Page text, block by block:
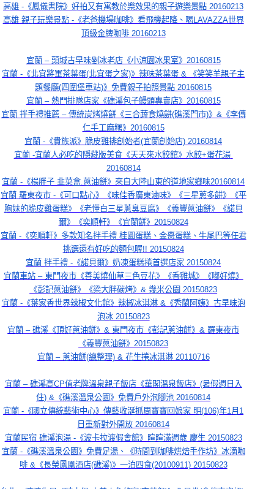
高雄 -《鳳儀書院》好拍又有寓教於樂效果的親子遊樂景點 20160213
高雄 親子玩樂景點 -《老爸機場咖啡》看飛機起降、喝LAVAZZA世界
頂級金牌咖啡 20160213
宜蘭 – 頭城古早味剉冰老店《小涼園冰果室》20160815
宜蘭 -《北宜將軍茶葉蛋(北宜蛋之家)》辣味茶葉蛋 & 《笑笑羊親子主
題餐廳(四圍堡車站)》免費親子拍照景點 20160815
宜蘭 – 熱門排隊店家《礁溪包子鰻頭專賣店》20160815
宜蘭 拌手禮推薦 – 傳統炭烤燒餅《三合蔬食燒餅(礁溪門市)》&《李傳
仁手工麻糬》20160815
宜蘭 -《貴族派》脆皮雞排創始者(宜蘭創始店) 20160814
宜蘭 -宜蘭人必吃的隱藏版美食《天天來水餃館》水餃+蛋花湯
20160814
宜蘭 -《楊胖子 韭菜盒.蔥油餅》來自大陸山東的道地家鄉味20160814
宜蘭 羅東夜市 -《可口點心》《味佳香廣東滷味》《三星蔥多餅》《平
胸妹的脆皮雞蛋糕》《老懂白三星蔥臭豆腐》《義豐蔥油餅》《諾貝
爾》《奕順軒》《宜蘭餅》20150824
宜蘭 -《奕順軒》多款知名拌手禮 桂圓蛋糕、金棗蛋糕、牛尾巴等任君
挑選還有好吃的麵包喔!! 20150824
宜蘭 拌手禮 -《諾貝爾》奶凍蛋糕捲首選店家 20150824
宜蘭車站 – 東門夜市《善美燒仙草三色豆花》《香雞城》《嘟好燒》
《彭記蔥油餅》《梁大胖碳烤》& 幾米公園 20150823
宜蘭 -《葉家香世界辣椒文化館》辣椒冰淇淋 &《秀蘭阿姨》古早味泡
泡冰 20150823
宜蘭 – 礁溪《頂好蔥油餅》& 東門夜市《彭記蔥油餅》& 羅東夜市
《義豐蔥油餅》20150823
宜蘭 – 蔥油餅(總整理) & 花生捲冰淇淋 20110716
宜蘭 – 礁溪高CP值老牌溫泉親子飯店《華閣溫泉飯店》(暑假週日入
住) &《礁溪溫泉公園》免費戶外泡腳池 20160814
宜蘭 -《國立傳統藝術中心》傳藝收涎抓周寶寶回娘家 明(106)年1月1
日重新對外開放 20160814
宜蘭民宿 礁溪泡湯 -《波卡拉渡假會館》暄暄滿週歲 慶生 20150823
宜蘭 -《礁溪溫泉公園》免費足湯、《時間到咖啡烘焙手作坊》冰滴咖
啡 &《長榮鳳凰酒店(礁溪)》一泊四食(20100911) 20150823